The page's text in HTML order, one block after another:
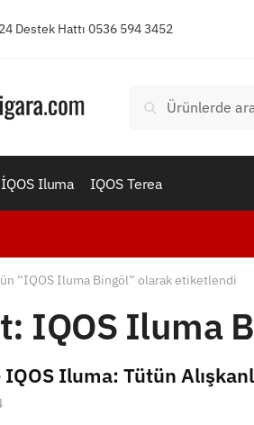
Destek Hattı 0536 594 3452
Ara
İQOS Iluma IQOS Terea
“IQOS Iluma Bingöl” olarak etiketlendi
IQOS Iluma
IQOS Iluma: Tütün